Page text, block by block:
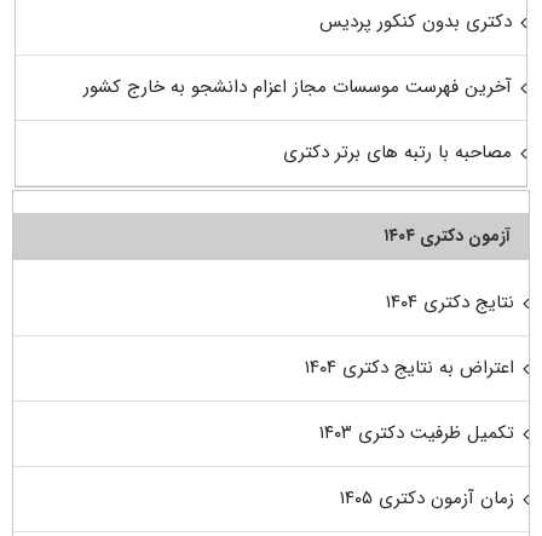
دکتری بدون کنکور پردیس
آخرین فهرست موسسات مجاز اعزام دانشجو به خارج کشور
مصاحبه با رتبه های برتر دکتری
آزمون دکتری ۱۴۰۴
نتایج دکتری ۱۴۰۴
اعتراض به نتایج دکتری ۱۴۰۴
تکمیل ظرفیت دکتری ۱۴۰۳
زمان آزمون دکتری ۱۴۰۵